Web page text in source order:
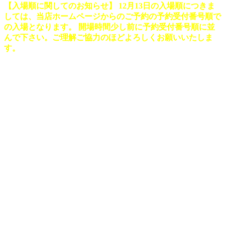
【入場順に関してのお知らせ】 12月13日の入場順につきま
しては、当店ホームページからのご予約の予約受付番号順で
の入場となります。 開場時間少し前に予約受付番号順に並
んで下さい。ご理解ご協力のほどよろしくお願いいたしま
す。